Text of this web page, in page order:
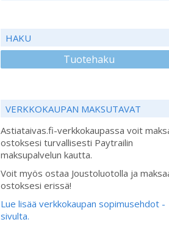
HAKU
Tuotehaku
VERKKOKAUPAN MAKSUTAVAT
Astiataivas.fi-verkkokaupassa voit
ostoksesi turvallisesti Paytrailin
maksupalvelun kautta.
Voit myös ostaa Joustoluotolla ja
ostoksesi erissä!
Lue lisää verkkokaupan sopimusehdot -
sivulta.